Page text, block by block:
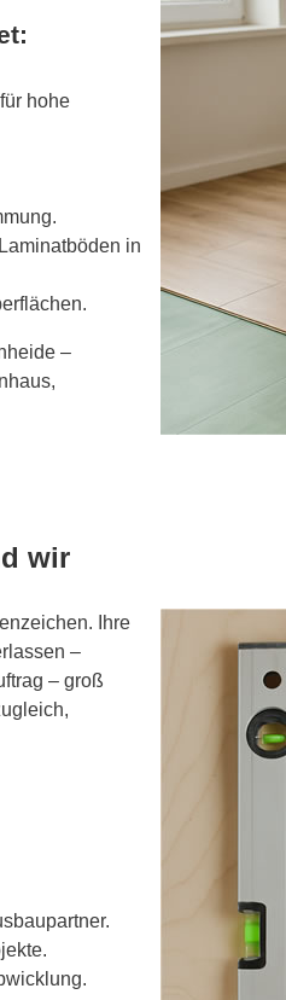
hohe
in
–
wir
Ihre
–
– groß